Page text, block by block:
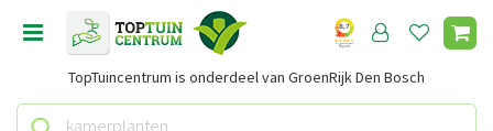
TopTuincentrum is onderdeel van GroenRijk Den Bosch